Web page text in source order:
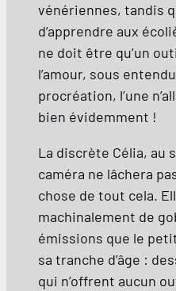
vénériennes, tandis
d’apprendre aux
ne doit être qu’un
l’amour, sous
procréation, l’une
bien évidemment !
La discrète Célia, au
caméra ne lâchera
chose de tout cela.
machinalement de
émissions que le
sa tranche d’âge :
qui n’offrent aucun